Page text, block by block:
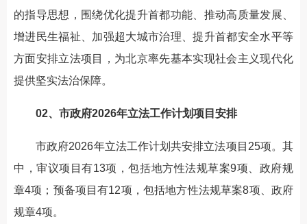
的指导思想，围绕优化提升首都功能、推动高质量发展、
增进民生福祉、加强超大城市治理、提升首都安全水平等
方面安排立法项目，为北京率先基本实现社会主义现代化
提供坚实法治保障。
02、市政府2026年立法工作计划项目安排
市政府2026年立法工作计划共安排立法项目25项。其
中，审议项目有13项，包括地方性法规草案9项、政府规
章4项；预备项目有12项，包括地方性法规草案8项、政府
规章4项。